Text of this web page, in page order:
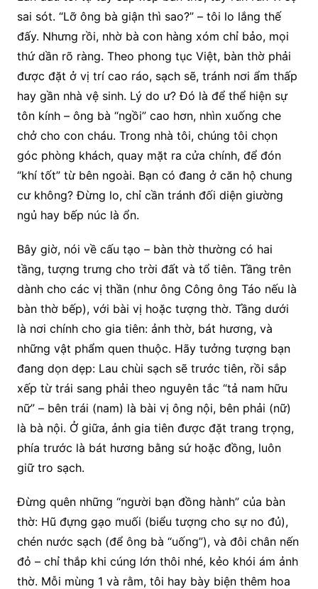
sai sót. “Lỡ ông bà giận thì sao?” – tôi lo lắng thế
đấy. Nhưng rồi, nhờ bà con hàng xóm chỉ bảo, mọi
thứ dần rõ ràng. Theo phong tục Việt, bàn thờ phải
được đặt ở vị trí cao ráo, sạch sẽ, tránh nơi ẩm thấp
hay gần nhà vệ sinh. Lý do ư? Đó là để thể hiện sự
tôn kính – ông bà “ngồi” cao hơn, nhìn xuống che
chở cho con cháu. Trong nhà tôi, chúng tôi chọn
góc phòng khách, quay mặt ra cửa chính, để đón
“khí tốt” từ bên ngoài. Bạn có đang ở căn hộ chung
cư không? Đừng lo, chỉ cần tránh đối diện giường
ngủ hay bếp núc là ổn.
Bây giờ, nói về cấu tạo – bàn thờ thường có hai
tầng, tượng trưng cho trời đất và tổ tiên. Tầng trên
dành cho các vị thần (như ông Công ông Táo nếu là
bàn thờ bếp), với bài vị hoặc tượng thờ. Tầng dưới
là nơi chính cho gia tiên: ảnh thờ, bát hương, và
những vật phẩm quen thuộc. Hãy tưởng tượng bạn
đang dọn dẹp: Lau chùi sạch sẽ trước tiên, rồi sắp
xếp từ trái sang phải theo nguyên tắc “tả nam hữu
nữ” – bên trái (nam) là bài vị ông nội, bên phải (nữ)
là bà nội. Ở giữa, ảnh gia tiên được đặt trang trọng,
phía trước là bát hương bằng sứ hoặc đồng, luôn
giữ tro sạch.
Đừng quên những “người bạn đồng hành” của bàn
thờ: Hũ đựng gạo muối (biểu tượng cho sự no đủ),
chén nước sạch (để ông bà “uống”), và đôi chân nến
đỏ – chỉ thắp khi cúng lớn thôi nhé, kẻo khói ám ảnh
thờ. Mỗi mùng 1 và rằm, tôi hay bày biện thêm hoa